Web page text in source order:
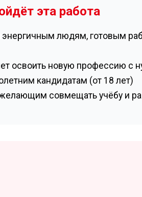
эта работа
людям, готовым
освоить новую профессию с
кандидатам (от 18 лет)
совмещать учёбу и